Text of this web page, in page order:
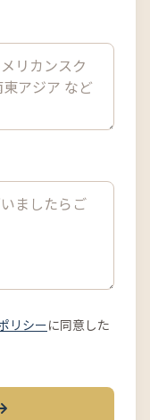
リシーに同意した